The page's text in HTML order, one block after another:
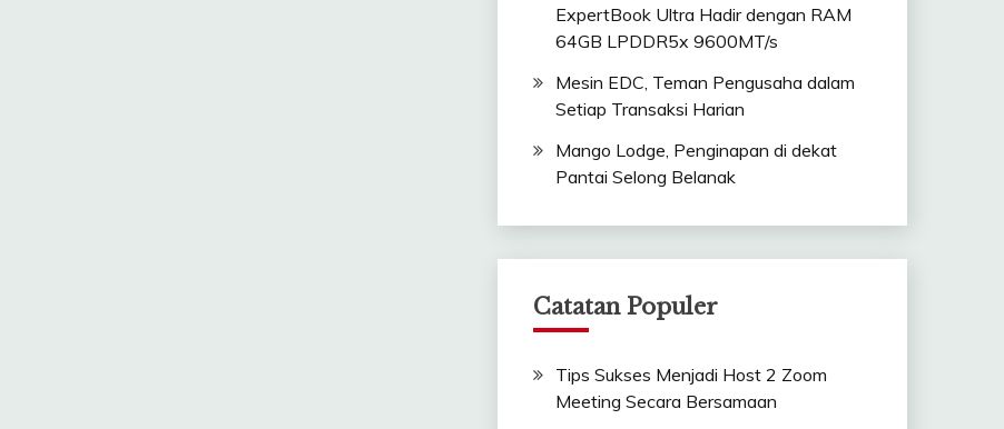
ExpertBook Ultra Hadir dengan RAM
64GB LPDDR5x 9600MT/s
Mesin EDC, Teman Pengusaha dalam
Setiap Transaksi Harian
Mango Lodge, Penginapan di dekat
Pantai Selong Belanak
Catatan Populer
Tips Sukses Menjadi Host 2 Zoom
Meeting Secara Bersamaan